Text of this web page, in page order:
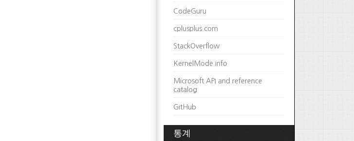
CodeGuru
cplusplus.com
StackOverflow
KernelMode.info
Microsoft API and reference
catalog
GitHub
통계